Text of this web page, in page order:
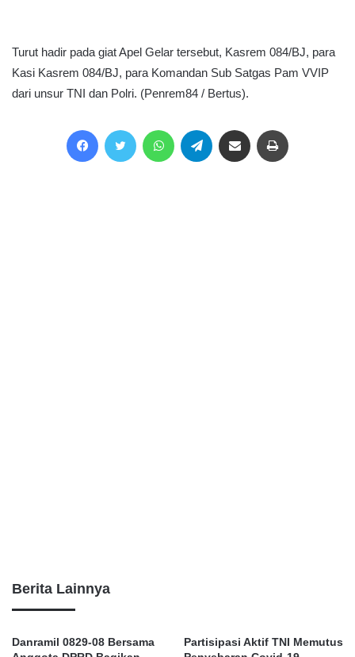
Turut hadir pada giat Apel Gelar tersebut, Kasrem 084/BJ, para
Kasi Kasrem 084/BJ, para Komandan Sub Satgas Pam VVIP
dari unsur TNI dan Polri. (Penrem84 / Bertus).
Berita Lainnya
Danramil 0829-08 Bersama
Partisipasi Aktif TNI Memutus